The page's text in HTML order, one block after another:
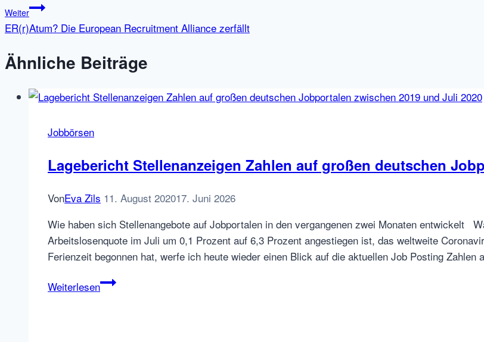
Weiter
ER(r)Atum? Die European Recruitment Alliance zerfällt
Ähnliche Beiträge
Jobbörsen
Lagebericht Stellenanzeigen Zahlen auf großen deutschen
VonEva Zils 11. August 202017. Juni 2026
Wie haben sich Stellenangebote auf Jobportalen in den vergangenen zwei Monaten entwickelt
Arbeitslosenquote im Juli um 0,1 Prozent auf 6,3 Prozent angestiegen ist, das weltweite
Ferienzeit begonnen hat, werfe ich heute wieder einen Blick auf die aktuellen Job Posting Zahlen
WeiterlesenLagebericht